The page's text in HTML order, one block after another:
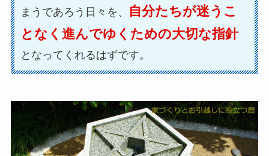
まうであろう日々を、
自分たちが迷うこ
となく進んでゆくための大切な指針
となってくれるはずです。